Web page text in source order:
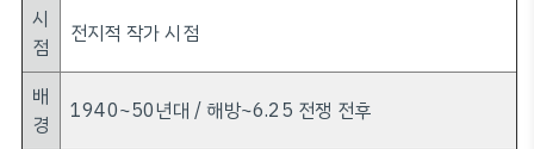
시
점
전지적 작가 시점
배
경
1940~50년대 / 해방~6.25 전쟁 전후